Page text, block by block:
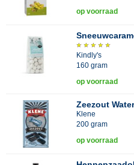
op voorraad
Kindly's
160 gram
op voorraad
Zeezout
Klene
200 gram
op voorraad